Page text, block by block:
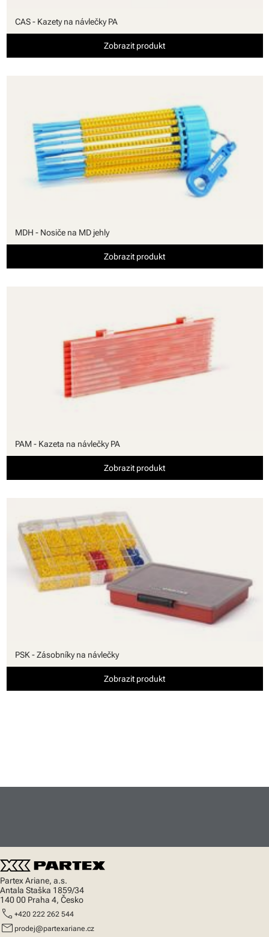
CAS - Kazety na návlečky PA
Zobrazit produkt
MDH - Nosiče na MD jehly
Zobrazit produkt
PAM - Kazeta na návlečky PA
Zobrazit produkt
PSK - Zásobníky na návlečky
Zobrazit produkt
Partex Ariane, a.s.
Antala Staška 1859/34
140 00 Praha 4, Česko
call +420 222 262 544
mail prodej@partexariane.cz